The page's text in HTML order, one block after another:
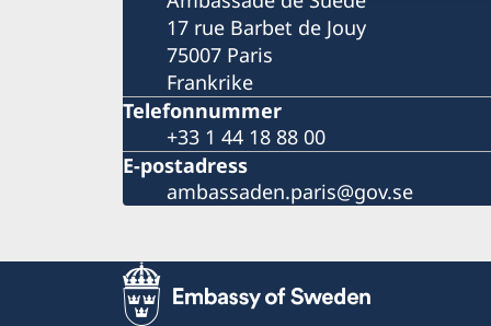
17 rue Barbet de Jouy
75007 Paris
Frankrike
Telefonnummer
+33 1 44 18 88 00
E-postadress
ambassaden.paris@gov.se